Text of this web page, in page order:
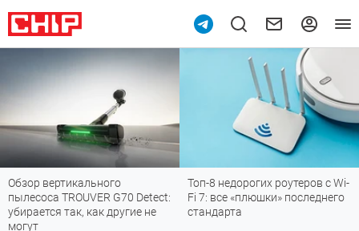
Обзор вертикального
пылесоса TROUVER G70 Detect:
убирается так, как другие не
могут
Топ-8 недорогих роутеров с Wi-
Fi 7: все «плюшки» последнего
стандарта